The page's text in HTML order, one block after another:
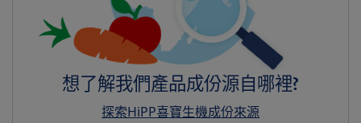
想了解我們產品成份源自哪裡?
探索HiPP喜寶生機成份來源